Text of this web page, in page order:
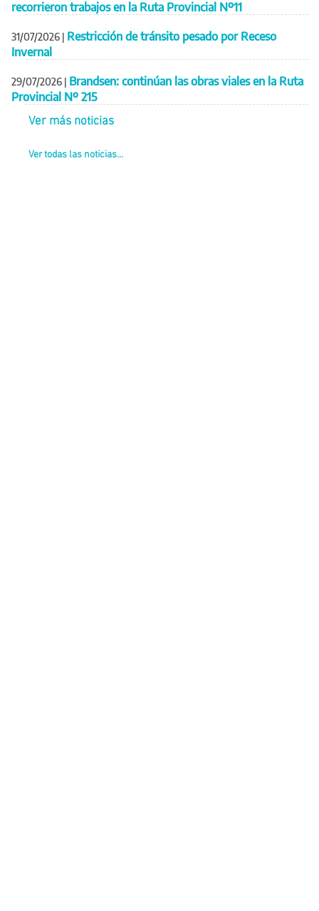
recorrieron trabajos en la Ruta Provincial Nº11
31/07/2026 | Restricción de tránsito pesado por Receso
Invernal
29/07/2026 | Brandsen: continúan las obras viales en la Ruta
Provincial Nº 215
Ver más noticias
Ver todas las noticias...